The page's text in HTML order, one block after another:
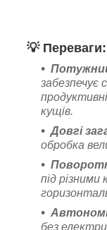
💡 Переваги:
забезпечує
кущів.
Довгі
обробка
під
без